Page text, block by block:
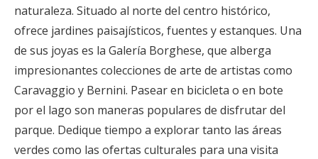
naturaleza. Situado al norte del centro histórico,
ofrece jardines paisajísticos, fuentes y estanques. Una
de sus joyas es la Galería Borghese, que alberga
impresionantes colecciones de arte de artistas como
Caravaggio y Bernini. Pasear en bicicleta o en bote
por el lago son maneras populares de disfrutar del
parque. Dedique tiempo a explorar tanto las áreas
verdes como las ofertas culturales para una visita